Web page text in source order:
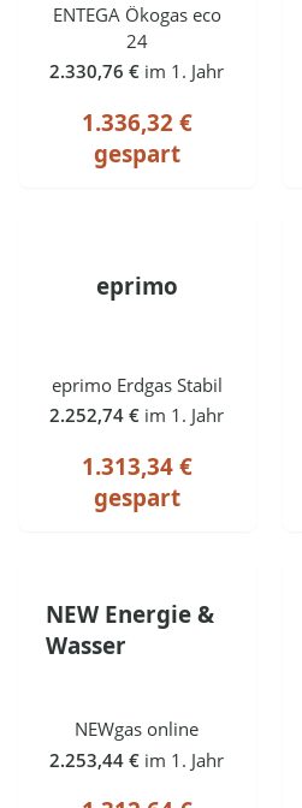
ENTEGA Ökogas eco
24
2.330,76 € im 1. Jahr
1.336,32 €
gespart
eprimo
eprimo Erdgas Stabil
2.252,74 € im 1. Jahr
1.313,34 €
gespart
NEW Energie &
Wasser
NEWgas online
2.253,44 € im 1. Jahr